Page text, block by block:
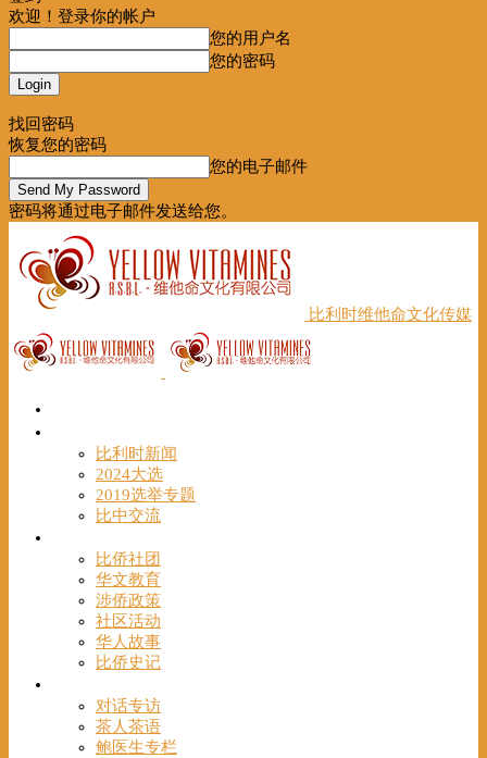
欢迎！登录你的帐户
您的用户名
您的密码
找回密码
恢复您的密码
您的电子邮件
密码将通过电子邮件发送给您。
比利时维他命文化传媒
比利时新闻
2024大选
2019选举专题
比中交流
比侨社团
华文教育
涉侨政策
社区活动
华人故事
比侨史记
对话专访
茶人茶语
鲍医生专栏